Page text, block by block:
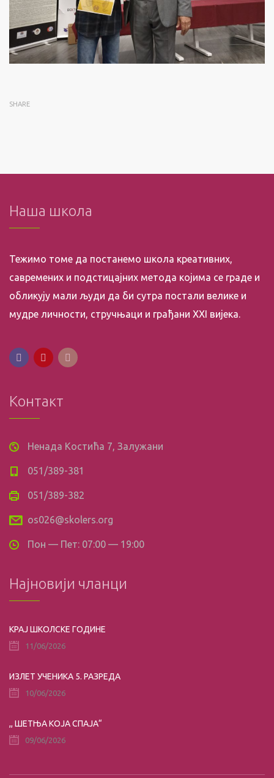
SHARE
Наша школа
Тежимо томе да постанемо школа креативних,
савремених и подстицајних метода којима се граде и
обликују мали људи да би сутра постали велике и
мудре личности, стручњаци и грађани XXI вијека.
Контакт
Ненада Костића 7, Залужани
051/389-381
051/389-382
os026@skolers.org
Пон — Пет: 07:00 — 19:00
Најновији чланци
КРАЈ ШКОЛСКЕ ГОДИНЕ
11/06/2026
ИЗЛЕТ УЧЕНИКА 5. РАЗРЕДА
10/06/2026
,, ШЕТЊА КОЈА СПАЈА“
09/06/2026